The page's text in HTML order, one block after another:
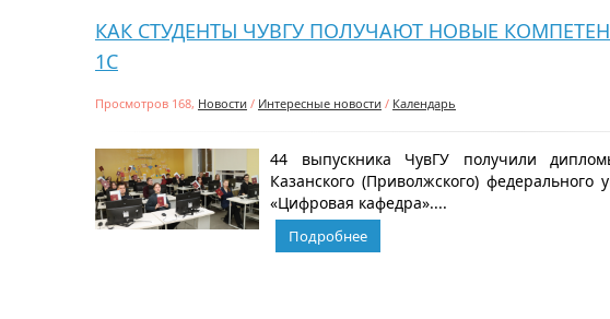
КАК СТУДЕНТЫ ЧУВГУ ПОЛУЧАЮТ НОВЫЕ
1С
Просмотров 168, Новости / Интересные новости / Календарь
44 выпускника ЧувГУ получили
Казанского (Приволжского)
«Цифровая кафедра»....
Подробнее